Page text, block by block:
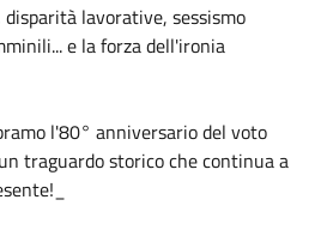
lavorative, sessismo
e la forza dell'ironia
l'80° anniversario del voto
traguardo storico che continua a